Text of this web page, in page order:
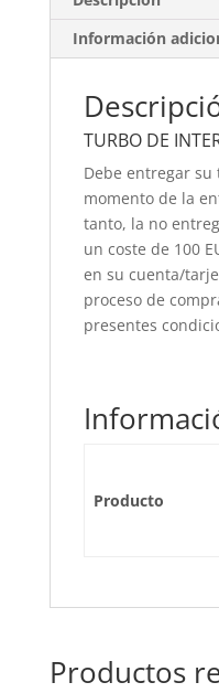
Información
TURBO DE
Debe entregar
momento de la
tanto, la no
un coste de 100
en su cuenta/
proceso de
presentes
Producto
Productos